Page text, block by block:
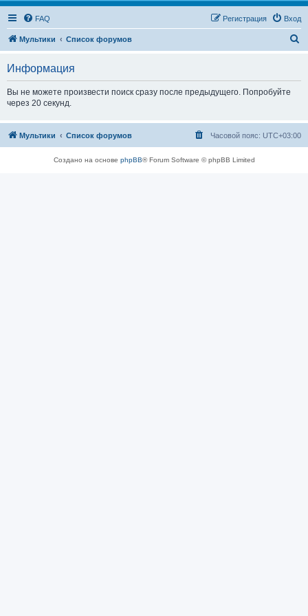
FAQ Вход
Регистрация
Мультики Список форумов
Информация
Вы не можете произвести поиск сразу после предыдущего. Попробуйте
через 20 секунд.
Мультики Список форумов Часовой пояс: UTC+03:00
Создано на основе phpBB® Forum Software © phpBB Limited